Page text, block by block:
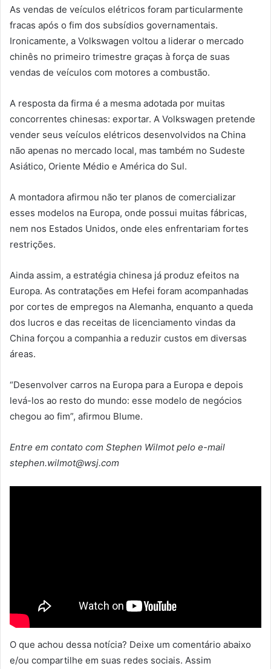
As vendas de veículos elétricos foram particularmente
fracas após o fim dos subsídios governamentais.
Ironicamente, a Volkswagen voltou a liderar o mercado
chinês no primeiro trimestre graças à força de suas
vendas de veículos com motores a combustão.
A resposta da firma é a mesma adotada por muitas
concorrentes chinesas: exportar. A Volkswagen pretende
vender seus veículos elétricos desenvolvidos na China
não apenas no mercado local, mas também no Sudeste
Asiático, Oriente Médio e América do Sul.
A montadora afirmou não ter planos de comercializar
esses modelos na Europa, onde possui muitas fábricas,
nem nos Estados Unidos, onde eles enfrentariam fortes
restrições.
Ainda assim, a estratégia chinesa já produz efeitos na
Europa. As contratações em Hefei foram acompanhadas
por cortes de empregos na Alemanha, enquanto a queda
dos lucros e das receitas de licenciamento vindas da
China forçou a companhia a reduzir custos em diversas
áreas.
“Desenvolver carros na Europa para a Europa e depois
levá-los ao resto do mundo: esse modelo de negócios
chegou ao fim”, afirmou Blume.
Entre em contato com Stephen Wilmot pelo e-mail
stephen.wilmot@wsj.com
O que achou dessa notícia? Deixe um comentário abaixo
e/ou compartilhe em suas redes sociais. Assim